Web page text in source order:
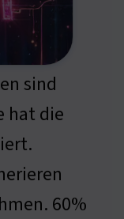
sind
hat die
60%